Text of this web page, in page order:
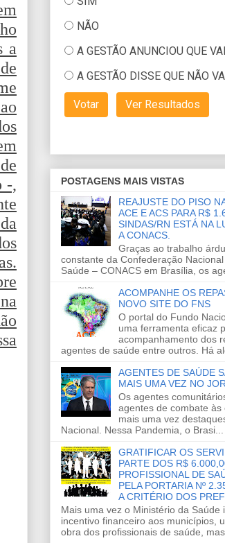
a
-,
POSTAGENS MAIS VISTAS
REAJUSTE DO PISO
ACE E ACS PARA R$
SINDAS/RN ESTÁ NA
A CONACS.
Graças ao trabalho
constante da Confederação
Saúde – CONACS em Brasília, os
ACOMPANHE OS
NOVO SITE DO FNS
O portal do Fundo
uma ferramenta eficaz
acompanhamento dos
agentes de saúde entre outros. Há
AGENTES DE SAÚDE
MAIS UMA VEZ NO
Os agentes
agentes de combate às
mais uma vez
Nacional. Nessa Pandemia, o Brasi...
GRATIFICAR OS
PARTE DOS R$
PROFISSIONAL DE
PELA PORTARIA Nº
A CRITÉRIO DOS
Mais uma vez o Ministério da Saúde
incentivo financeiro aos municípios,
obra dos profissionais de saúde, mas